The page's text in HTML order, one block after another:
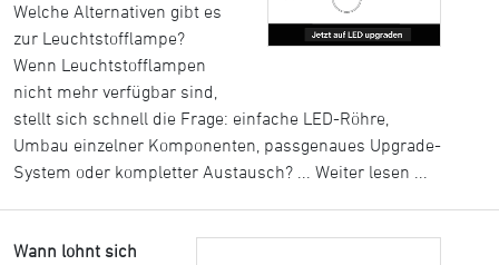
Welche Alternativen gibt es
zur Leuchtstofflampe?
Wenn Leuchtstofflampen
nicht mehr verfügbar sind,
stellt sich schnell die Frage: einfache LED-Röhre,
Umbau einzelner Komponenten, passgenaues Upgrade-
System oder kompletter Austausch? ... Weiter lesen ...
Wann lohnt sich